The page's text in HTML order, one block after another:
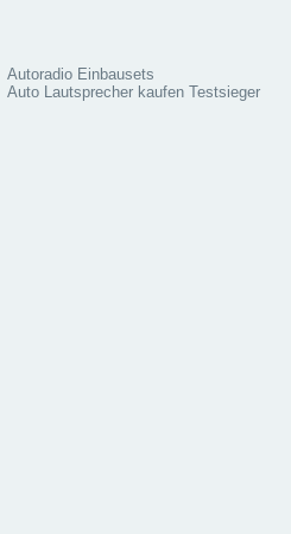
Autoradio Einbausets
Auto Lautsprecher kaufen Testsieger